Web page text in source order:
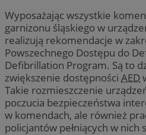
Wyposażając wszystkie
garnizonu śląskiego w
realizują rekomendacje w
Powszechnego Dostępu do
Defibrillation Program. Są to
zwiększenie dostępności AED
Takie rozmieszczenie
poczucia bezpieczeństwa
w komendach, ale również
policjantów pełniących w nich